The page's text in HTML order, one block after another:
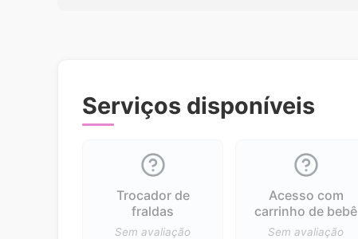
Serviços disponíveis
Trocador de
fraldas
Sem avaliação
Acesso com
carrinho de bebê
Sem avaliação